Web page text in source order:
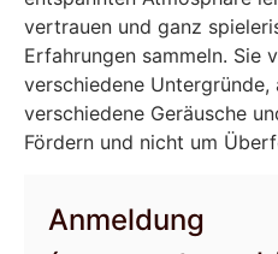
vertrauen und ganz
Erfahrungen sammeln. Sie
verschiedene Untergründe,
verschiedene Geräusche
Fördern und nicht um
Anmeldung